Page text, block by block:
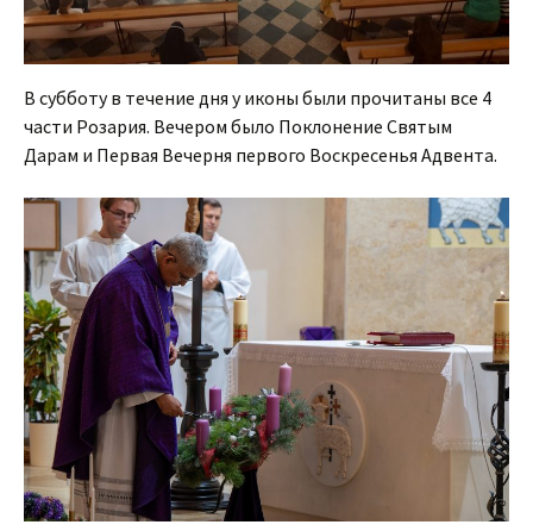
В субботу в течение дня у иконы были прочитаны все 4
части Розария. Вечером было Поклонение Святым
Дарам и Первая Вечерня первого Воскресенья Адвента.